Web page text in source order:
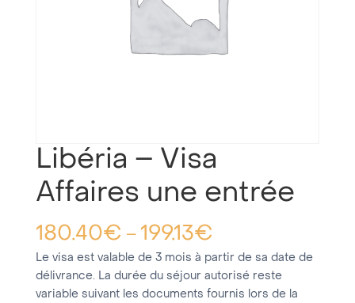
Libéria – Visa
Affaires une entrée
180.40€ – 199.13€
Le visa est valable de 3 mois à partir de sa date de
délivrance. La durée du séjour autorisé reste
variable suivant les documents fournis lors de la